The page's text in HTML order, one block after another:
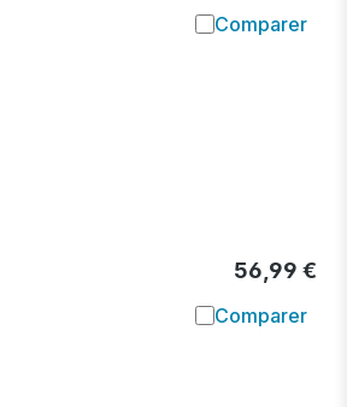
Comparer
Ajouter à
56,99 €
Comparer
Ajouter à